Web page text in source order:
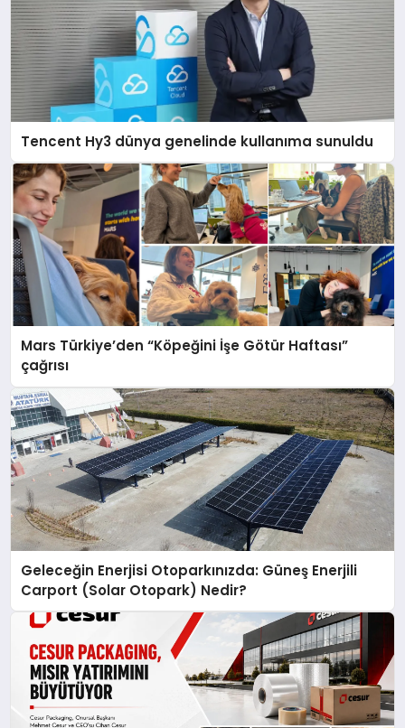
Tencent Hy3 dünya genelinde kullanıma sunuldu
Mars Türkiye’den “Köpeğini İşe Götür Haftası”
çağrısı
Geleceğin Enerjisi Otoparkınızda: Güneş Enerjili
Carport (Solar Otopark) Nedir?